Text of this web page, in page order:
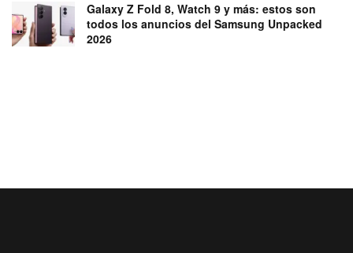
Galaxy Z Fold 8, Watch 9 y más: estos son
todos los anuncios del Samsung Unpacked
2026